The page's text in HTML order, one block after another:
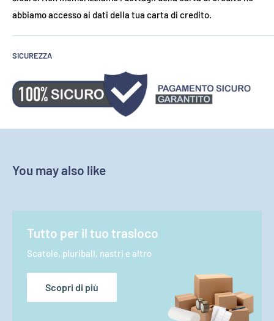
abbiamo accesso ai dati della tua carta di credito.
SICUREZZA
You may also like
Tutto per il tuo trasloco
Scatole, pluriball, nastri e altro
Scopri di più